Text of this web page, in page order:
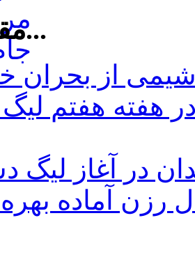
مقالات دیگر...
از بحران
در آغاز لیگ
رزن آماده